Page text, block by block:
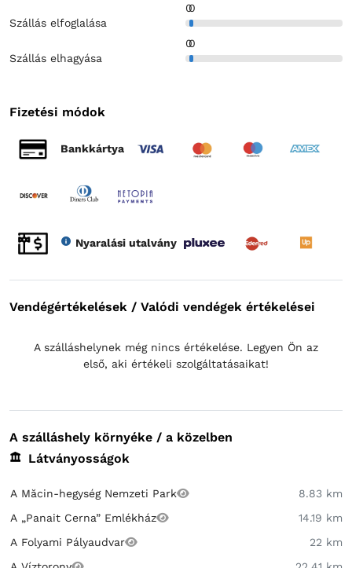
Szállás elfoglalása
00
Szállás elhagyása
00
Fizetési módok
Bankkártya
Nyaralási utalvány
Vendégértékelések / Valódi vendégek értékelései
A szálláshelynek még nincs értékelése. Legyen Ön az
első, aki értékeli szolgáltatásaikat!
A szálláshely környéke / a közelben
Látványosságok
A Măcin-hegység Nemzeti Park
8.83 km
A „Panait Cerna” Emlékház
14.19 km
A Folyami Pályaudvar
22 km